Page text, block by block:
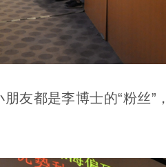
友都是李博士的“粉丝